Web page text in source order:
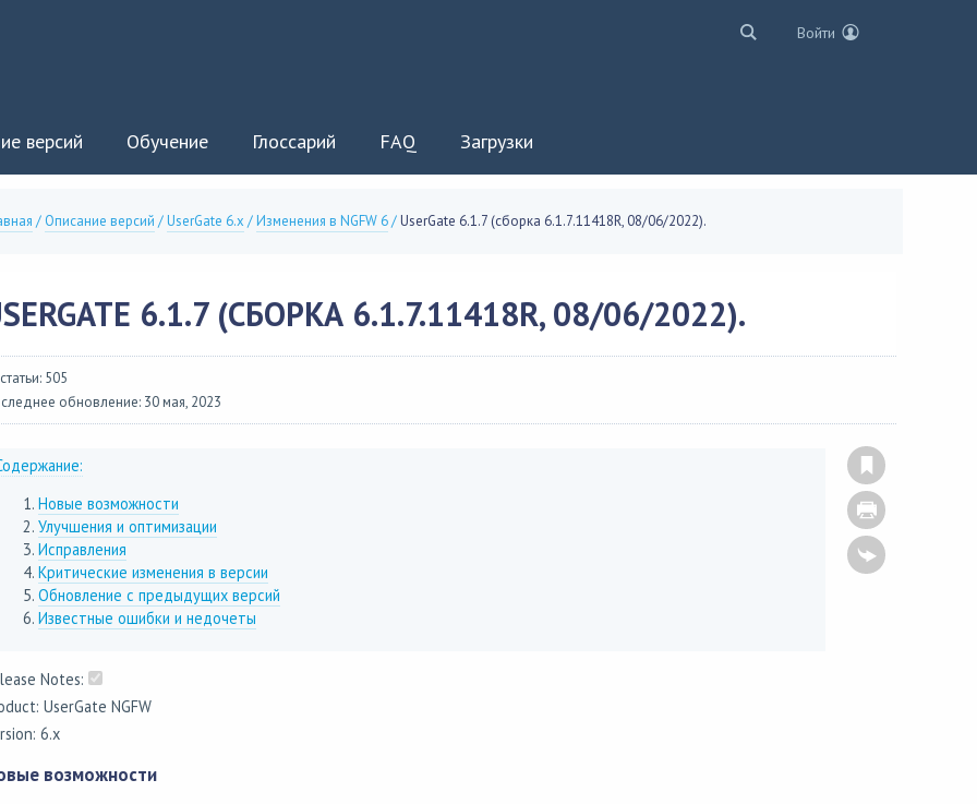
Войти
версий Обучение Глоссарий FAQ Загрузки
/ Описание версий /UserGate 6.x /Изменения в NGFW 6/UserGate 6.1.7 (сборка 6.1.7.11418R, 08/06/2022).
6.1.7 (СБОРКА 6.1.7.11418R, 08/06/2022).
505
обновление: 30 мая, 2023
Новые возможности
Улучшения и оптимизации
Исправления
Критические изменения в версии
Обновление с предыдущих версий
Известные ошибки и недочеты
Notes:
UserGate NGFW
6.x
возможности